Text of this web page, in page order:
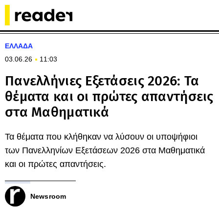
ΕΛΛΑΔΑ
03.06.26
11:03
Πανελλήνιες Εξετάσεις 2026: Τα
θέματα και οι πρώτες απαντήσεις
στα Μαθηματικά
Τα θέματα που κλήθηκαν να λύσουν οι υποψήφιοι
των Πανελληνίων Εξετάσεων 2026 στα Μαθηματικά
και οι πρώτες απαντήσεις.
Newsroom